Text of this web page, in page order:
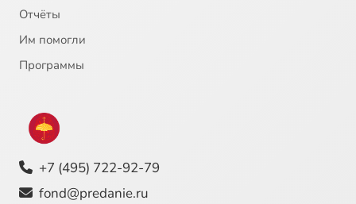
Отчёты
Им помогли
Программы
+7 (495) 722-92-79
fond@predanie.ru